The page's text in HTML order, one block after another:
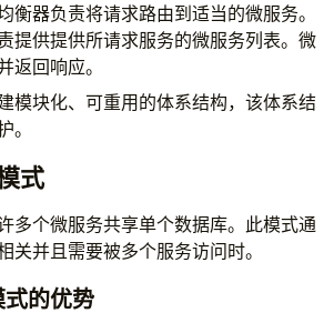
衡器负责将请求路由到适当的微服务。
提供提供所请求服务的微服务列表。微
返回响应。
模块化、可重用的体系结构，该体系结
。
式
多个微服务共享单个数据库。此模式通
关并且需要被多个服务访问时。
的优势